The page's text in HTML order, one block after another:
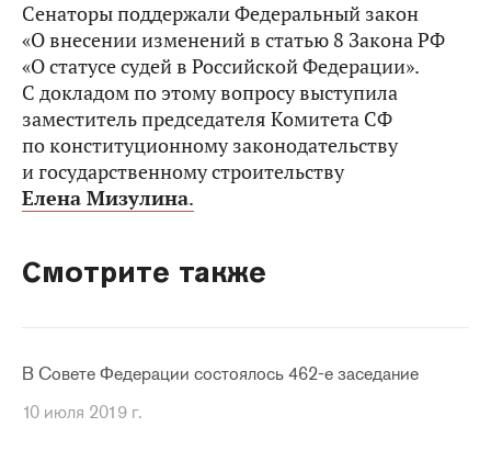
Сенаторы поддержали Федеральный закон
«О внесении изменений в статью 8 Закона РФ
«О статусе судей в Российской Федерации».
С докладом по этому вопросу выступила
заместитель председателя Комитета СФ
по конституционному законодательству
и государственному строительству
Елена Мизулина.
Смотрите также
В Совете Федерации состоялось 462-е заседание
10 июля 2019 г.